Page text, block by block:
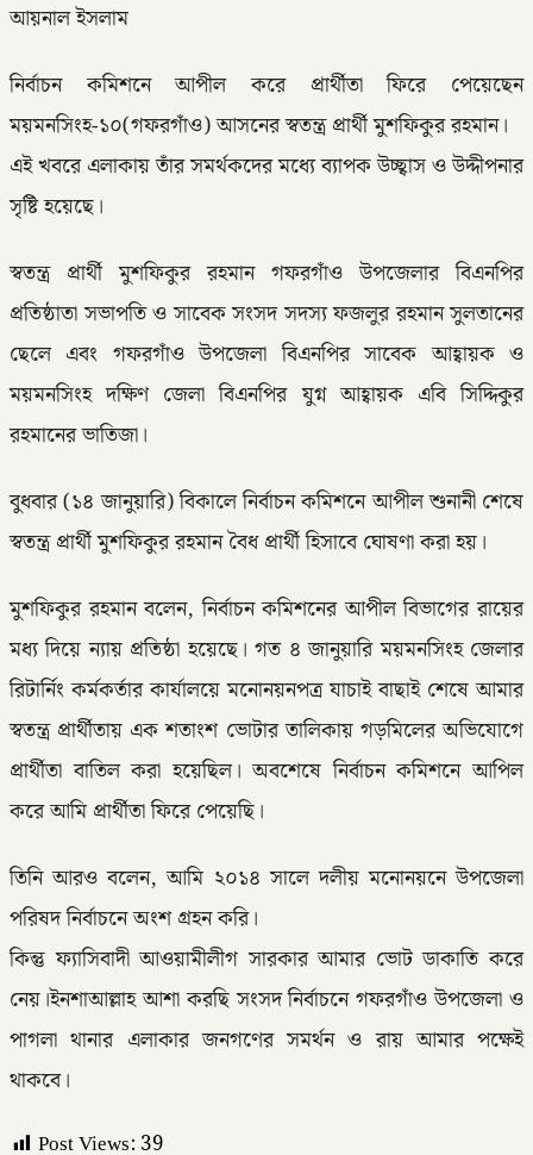
আয়নাল ইসলাম
নির্বাচন কমিশনে আপীল করে প্রার্থীতা ফিরে পেয়েছেন
ময়মনসিংহ-১০(গফরগাঁও) আসনের স্বতন্ত্র প্রার্থী মুশফিকুর রহমান।
এই খবরে এলাকায় তাঁর সমর্থকদের মধ্যে ব্যাপক উচ্ছ্বাস ও উদ্দীপনার
সৃষ্টি হয়েছে।
স্বতন্ত্র প্রার্থী মুশফিকুর রহমান গফরগাঁও উপজেলার বিএনপির
প্রতিষ্ঠাতা সভাপতি ও সাবেক সংসদ সদস্য ফজলুর রহমান সুলতানের
ছেলে এবং গফরগাঁও উপজেলা বিএনপির সাবেক আহ্বায়ক ও
ময়মনসিংহ দক্ষিণ জেলা বিএনপির যুগ্ন আহ্বায়ক এবি সিদ্দিকুর
রহমানের ভাতিজা।
বুধবার (১৪ জানুয়ারি) বিকালে নির্বাচন কমিশনে আপীল শুনানী শেষে
স্বতন্ত্র প্রার্থী মুশফিকুর রহমান বৈধ প্রার্থী হিসাবে ঘোষণা করা হয়।
মুশফিকুর রহমান বলেন, নির্বাচন কমিশনের আপীল বিভাগের রায়ের
মধ্য দিয়ে ন্যায় প্রতিষ্ঠা হয়েছে। গত ৪ জানুয়ারি ময়মনসিংহ জেলার
রিটার্নিং কর্মকর্তার কার্যালয়ে মনোনয়নপত্র যাচাই বাছাই শেষে আমার
স্বতন্ত্র প্রার্থীতায় এক শতাংশ ভোটার তালিকায় গড়মিলের অভিযোগে
প্রার্থীতা বাতিল করা হয়েছিল। অবশেষে নির্বাচন কমিশনে আপিল
করে আমি প্রার্থীতা ফিরে পেয়েছি।
তিনি আরও বলেন, আমি ২০১৪ সালে দলীয় মনোনয়নে উপজেলা
পরিষদ নির্বাচনে অংশ গ্রহন করি।
কিন্তু ফ্যাসিবাদী আওয়ামীলীগ সারকার আমার ভোট ডাকাতি করে
নেয়।ইনশাআল্লাহ আশা করছি সংসদ নির্বাচনে গফরগাঁও উপজেলা ও
পাগলা থানার এলাকার জনগণের সমর্থন ও রায় আমার পক্ষেই
থাকবে।
Post Views: 39